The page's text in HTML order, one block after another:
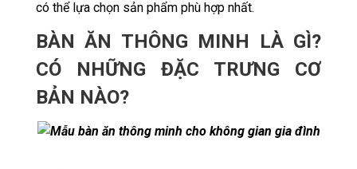
có thể lựa chọn sản phẩm phù hợp nhất.
BÀN ĂN THÔNG MINH LÀ GÌ?
CÓ NHỮNG ĐẶC TRƯNG CƠ
BẢN NÀO?